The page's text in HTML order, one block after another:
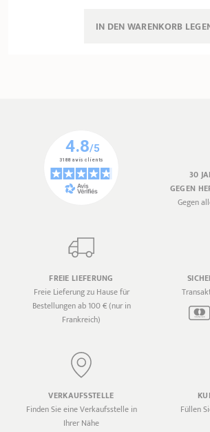
30
GEGEN
Gegen
FREIE LIEFERUNG
Freie Lieferung zu Hause für
Bestellungen ab 100 € (nur in
Frankreich)
VERKAUFSSTELLE
Finden Sie eine Verkaufsstelle in
Ihrer Nähe
Füllen